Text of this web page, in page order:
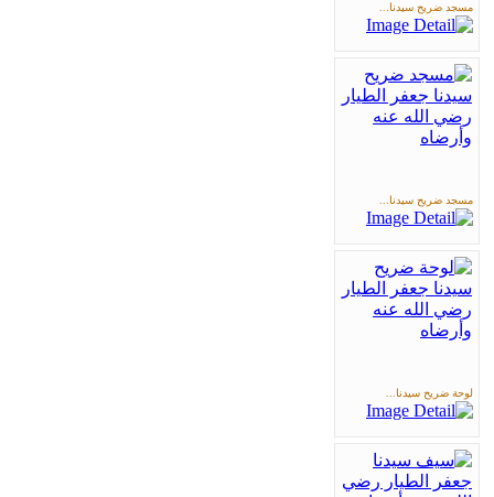
مسجد ضريح سيدنا...
مسجد ضريح سيدنا...
لوحة ضريح سيدنا...